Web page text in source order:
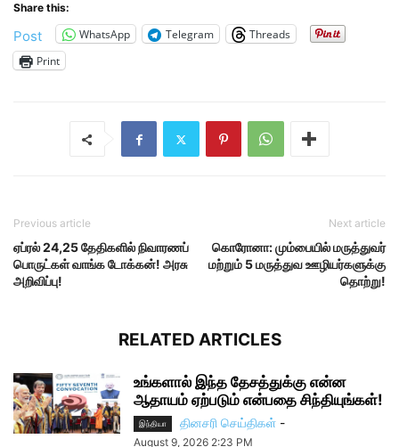
Share this:
Post WhatsApp Telegram
Threads
Print
Previous article
ஏப்ரல் 24,25 தேதிகளில் நிவாரணப்
பொருட்கள் வாங்க டோக்கன்! அரசு
அறிவிப்பு!
Next article
கொரோனா: மும்பையில் மருத்துவர்
மற்றும் 5 மருத்துவ ஊழியர்களுக்கு
தொற்று!
RELATED ARTICLES
உங்களால் இந்த தேசத்துக்கு என்ன
ஆதாயம் ஏற்படும் என்பதை சிந்தியுங்கள்!
இந்தியா தினசரி செய்திகள் -
August 9, 2026 2:23 PM